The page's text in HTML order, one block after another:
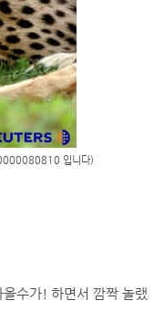
입니다)
수가! 하면서 깜짝 놀랬